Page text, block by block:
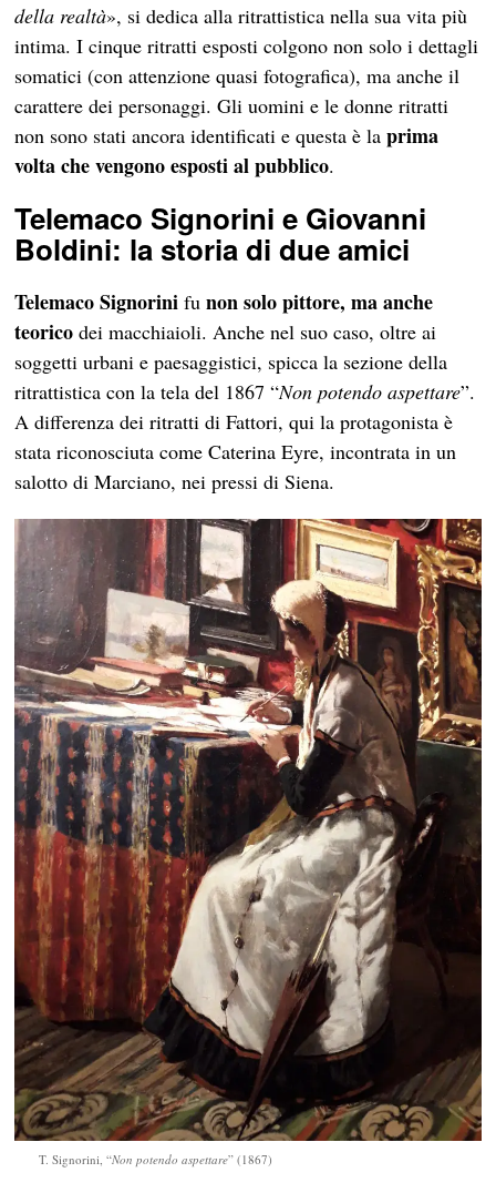
della realtà», si dedica alla ritrattistica nella sua vita più
intima. I cinque ritratti esposti colgono non solo i dettagli
somatici (con attenzione quasi fotografica), ma anche il
carattere dei personaggi. Gli uomini e le donne ritratti
non sono stati ancora identificati e questa è la prima
volta che vengono esposti al pubblico.
Telemaco Signorini e Giovanni
Boldini: la storia di due amici
Telemaco Signorini fu non solo pittore, ma anche
teorico dei macchiaioli. Anche nel suo caso, oltre ai
soggetti urbani e paesaggistici, spicca la sezione della
ritrattistica con la tela del 1867 “Non potendo aspettare”.
A differenza dei ritratti di Fattori, qui la protagonista è
stata riconosciuta come Caterina Eyre, incontrata in un
salotto di Marciano, nei pressi di Siena.
T. Signorini, “Non potendo aspettare” (1867)